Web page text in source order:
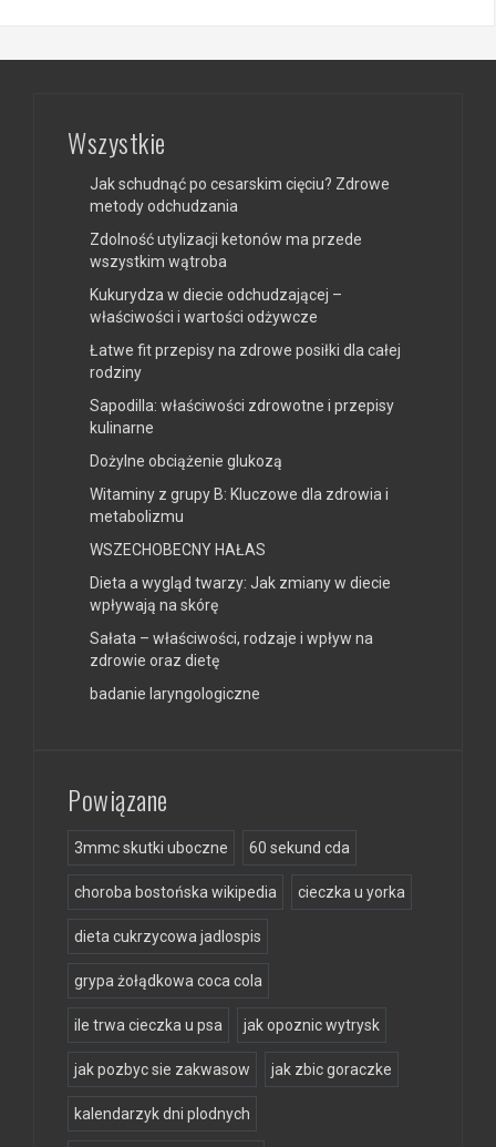
Wszystkie
Jak schudnąć po cesarskim cięciu? Zdrowe
metody odchudzania
Zdolność utylizacji ketonów ma przede
wszystkim wątroba
Kukurydza w diecie odchudzającej –
właściwości i wartości odżywcze
Łatwe fit przepisy na zdrowe posiłki dla całej
rodziny
Sapodilla: właściwości zdrowotne i przepisy
kulinarne
Dożylne obciążenie glukozą
Witaminy z grupy B: Kluczowe dla zdrowia i
metabolizmu
WSZECHOBECNY HAŁAS
Dieta a wygląd twarzy: Jak zmiany w diecie
wpływają na skórę
Sałata – właściwości, rodzaje i wpływ na
zdrowie oraz dietę
badanie laryngologiczne
Powiązane
3mmc skutki uboczne 60 sekund cda
choroba bostońska wikipedia cieczka u yorka
dieta cukrzycowa jadlospis
grypa żołądkowa coca cola
ile trwa cieczka u psa jak opoznic wytrysk
jak pozbyc sie zakwasow jak zbic goraczke
kalendarzyk dni plodnych